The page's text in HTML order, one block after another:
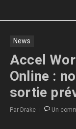
News
Accel
Online :
sortie
Par Drake Un